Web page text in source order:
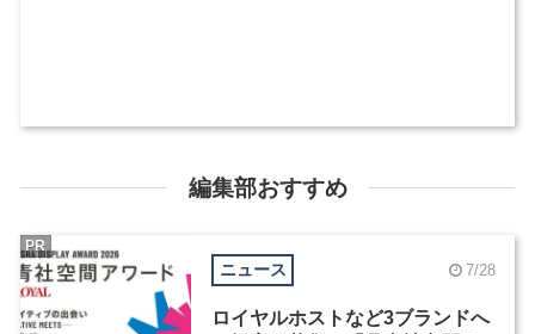
編集部おすすめ
ニュース 7/28
ロイヤルホストなど3ブランドへ
PR